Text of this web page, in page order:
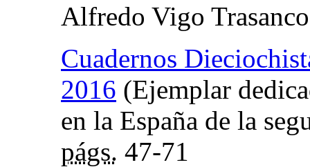
Alfredo Vigo
Cuadernos
2016 (Ejemplar
en la España de la
págs. 47-71